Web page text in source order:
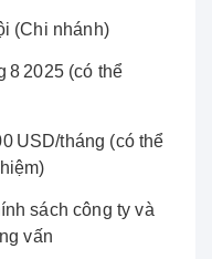
(Chi nhánh)
8 2025 (có thể
USD/tháng (có thể
sách công ty và
vấn